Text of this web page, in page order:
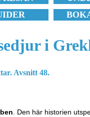
i
Avsnitt 48.
. Den här historien